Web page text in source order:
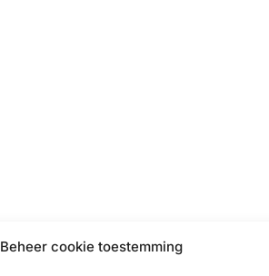
Beheer cookie toestemming